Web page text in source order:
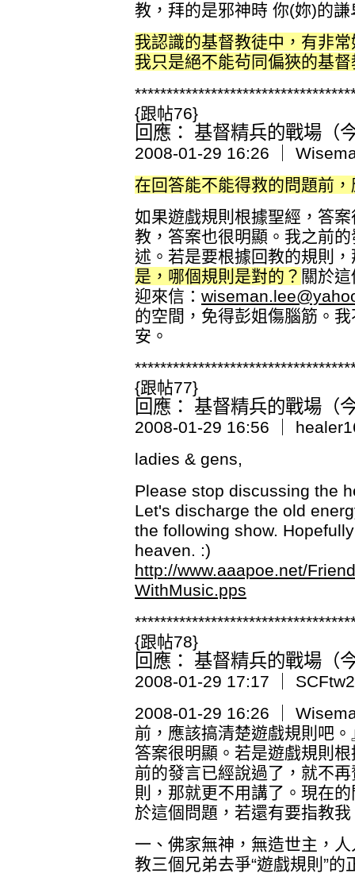
教，拜的是邪神時 你(妳)的
我認識的基督教徒中，有非
我只是絕不能茍同偏狹的基
{跟帖76}
回應： 基督精兵的戰場（
2008-01-29 16:26 ｜
在回答能不能得救的問題前
如果遊戲規則根據聖經，答
教，答案也很明顯。我之前
述。若是要根據回教的規則
是，哪個規則是對的？ 關於
迎來信：
的空間，免得彭姐傷腦筋。
安。
{跟帖77}
回應： 基督精兵的戰場（
2008-01-29 16:56 ｜
ladies & gens,
Please stop discussing the
Let's discharge the old
the following show.
heaven. :)
http://www.aaapoe.net/
WithMusic.pps
{跟帖78}
回應： 基督精兵的戰場（
2008-01-29 17:17 ｜ SCFtw2
2008-01-29 16:26 ｜
前，應該搞清楚遊戲規則吧
答案很明顯。若是遊戲規則
前的發言已經說過了，就不
則，那就更不用講了。現在
於這個問題，若還有要指教
一、佛家無神，無造世主，
教三個兄弟去爭“遊戲規則”的